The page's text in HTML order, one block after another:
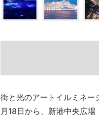
街と光のアートイルミネー
月18日から、新港中央広場